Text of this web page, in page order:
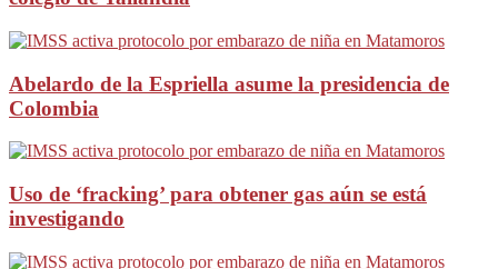
Abelardo de la Espriella asume la presidencia de
Colombia
Uso de ‘fracking’ para obtener gas aún se está
investigando